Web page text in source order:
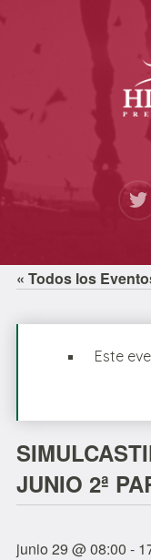
« Todos los
Este
JUNIO 2ª
junio 29 @ 08:00 -